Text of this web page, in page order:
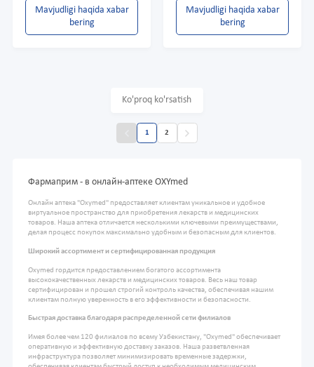
Mavjudligi haqida xabar
bering
Mavjudligi haqida xabar
bering
Ko'proq ko'rsatish
1 2
Фармаприм - в онлайн-аптеке OXYmed
Онлайн аптека "Oxymed" предоставляет клиентам уникальное и удобное
виртуальное пространство для приобретения лекарств и медицинских
товаров. Наша аптека отличается несколькими ключевыми преимуществами,
делая процесс покупок максимально удобным и безопасным для клиентов.
Широкий ассортимент и сертифицированная продукция
Oxymed гордится предоставлением богатого ассортимента
высококачественных лекарств и медицинских товаров. Весь наш товар
сертифицирован и прошел строгий контроль качества, обеспечивая нашим
клиентам полную уверенность в его эффективности и безопасности.
Быстрая доставка благодаря распределенной сети филиалов
Имея более чем 120 филиалов по всему Узбекистану, "Oxymed" обеспечивает
оперативную и эффективную доставку заказов. Наша разветвленная
инфраструктура позволяет минимизировать временные задержки,